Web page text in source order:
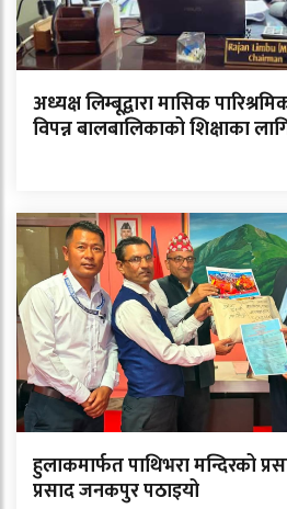
अध्यक्ष लिम्बूद्वारा मासिक
विपन्न बालबालिकाको शिक्षाका
हुलाकमार्फत पाथिभरा मन्दिरको
प्रसाद जनकपुर पठाइयो